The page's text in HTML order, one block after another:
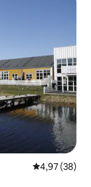
Vidutinis
4,97 (38)